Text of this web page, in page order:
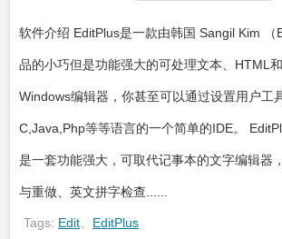
软件介绍 EditPlus是一款由韩国 Sangil Kim （
品的小巧但是功能强大的可处理文本、HTML
Windows编辑器，你甚至可以通过设置用户工
C,Java,Php等等语言的一个简单的IDE。
是一套功能强大，可取代记事本的文字编辑器
与重做、英文拼字检查......
Tags: Edit EditPlus